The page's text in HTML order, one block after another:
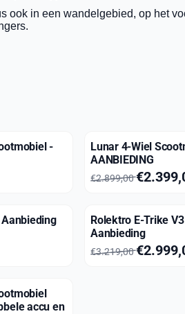
in een wandelgebied, op het
-
Lunar 4-Wiel
AANBIEDING
Van 2 899,00 voor
€2.899,00
Rolektro E-Trike
Aanbieding
Van 3 219,00 voor
€3.219,00
accu en